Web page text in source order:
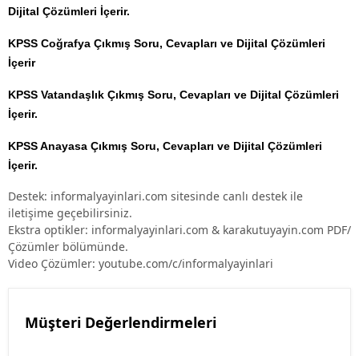
Dijital Çözümleri İçerir.
KPSS Coğrafya Çıkmış Soru, Cevapları ve Dijital Çözümleri
İçerir
KPSS Vatandaşlık Çıkmış Soru, Cevapları ve Dijital Çözümleri
İçerir.
KPSS Anayasa Çıkmış Soru, Cevapları ve Dijital Çözümleri
İçerir.
Destek: informalyayinlari.com sitesinde canlı destek ile
iletişime geçebilirsiniz.
Ekstra optikler: informalyayinlari.com & karakutuyayin.com PDF/
Çözümler bölümünde.
Video Çözümler: youtube.com/c/informalyayinlari
Müşteri Değerlendirmeleri